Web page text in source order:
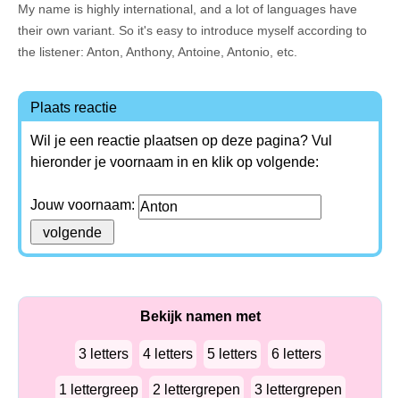
My name is highly international, and a lot of languages have
their own variant. So it's easy to introduce myself according to
the listener: Anton, Anthony, Antoine, Antonio, etc.
Plaats reactie
Wil je een reactie plaatsen op deze pagina? Vul
hieronder je voornaam in en klik op volgende:
Jouw voornaam:
Bekijk namen met
3 letters 4 letters 5 letters 6 letters
1 lettergreep 2 lettergrepen 3 lettergrepen